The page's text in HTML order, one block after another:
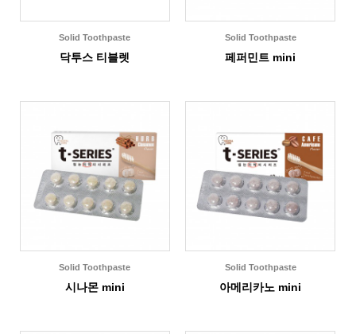
Solid Toothpaste
닥투스 티블렛
Solid Toothpaste
페퍼민트 mini
Solid Toothpaste
시나몬 mini
Solid Toothpaste
아메리카노 mini